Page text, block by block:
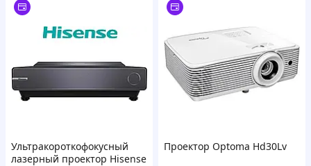
Ультракороткофокусный
лазерный проектор Hisense
Проектор Optoma Hd30Lv